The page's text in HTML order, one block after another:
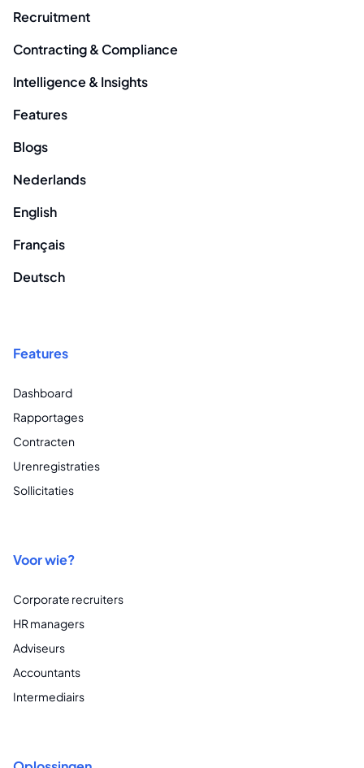
Recruitment
Contracting & Compliance
Intelligence & Insights
Features
Blogs
Nederlands
English
Français
Deutsch
Features
Dashboard
Rapportages
Contracten
Urenregistraties
Sollicitaties
Voor wie?
Corporate recruiters
HR managers
Adviseurs
Accountants
Intermediairs